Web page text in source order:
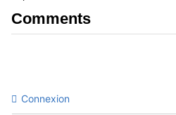
Comments
Connexion